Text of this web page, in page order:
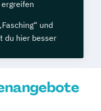
und
du hier besser